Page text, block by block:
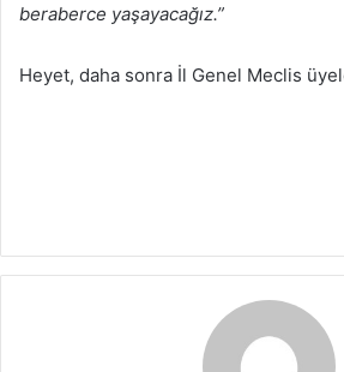
beraberce yaşayacağız.”
Heyet, daha sonra İl Genel Meclis